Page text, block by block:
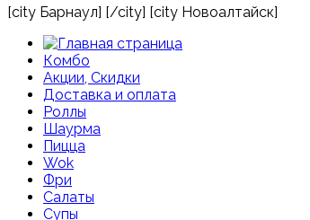
[city Барнаул] [/city] [city Новоалтайск]
Комбо
Акции, Скидки
Доставка и оплата
Роллы
Шаурма
Пицца
Wok
Фри
Салаты
Супы